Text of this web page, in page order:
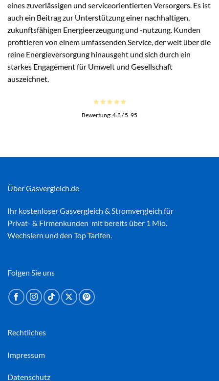
eines zuverlässigen und serviceorientierten Versorgers. Es ist
auch ein Beitrag zur Unterstützung einer nachhaltigen,
zukunftsfähigen Energieerzeugung und -nutzung. Kunden
profitieren von einem umfassenden Service, der weit über die
reine Energieversorgung hinausgeht und sich durch ein
starkes Engagement für Umwelt und Gesellschaft
auszeichnet.
Bewertung:4.8/ 5. 95
Über Gasvergleich.de
Ihr kostenloserGasvergleich & Stromvergleich für
Privat- & Firmenkunden mit bereits über 1 Mio.
Wechslern und den Top Tarifen.
Rechtliches
Impressum
Datenschutz
Folgen Sie uns